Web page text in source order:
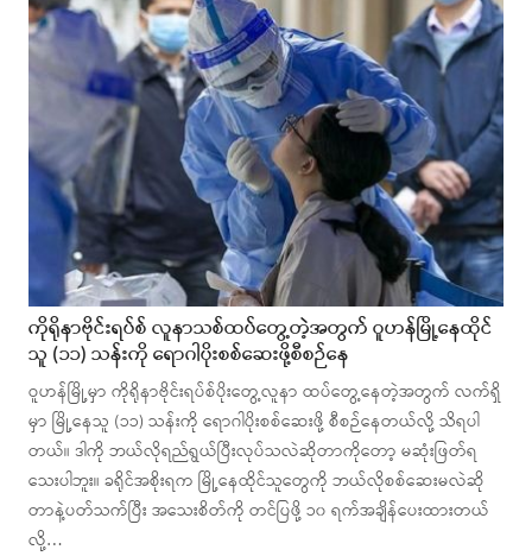
ကိုရိုနာဗိုင်းရပ်စ် လူနာသစ်ထပ်တွေ့တဲ့အတွက် ဝူဟန်မြို့နေထိုင်
သူ (၁၁) သန်းကို ရောဂါပိုးစစ်ဆေးဖို့စီစဉ်နေ
ဝူဟန်မြို့မှာ ကိုရိုနာဗိုင်းရပ်စ်ပိုးတွေ့လူနာ ထပ်တွေ့နေတဲ့အတွက် လက်ရှိ
မှာ မြို့နေသူ (၁၁) သန်းကို ရောဂါပိုးစစ်ဆေးဖို့ စီစဉ်နေတယ်လို့ သိရပါ
တယ်။ ဒါကို ဘယ်လိုရည်ရွယ်ပြီးလုပ်သလဲဆိုတာကိုတော့ မဆုံးဖြတ်ရ
သေးပါဘူး။ ခရိုင်အစိုးရက မြို့နေထိုင်သူတွေကို ဘယ်လိုစစ်ဆေးမလဲဆို
တာနဲ့ပတ်သက်ပြီး အသေးစိတ်ကို တင်ပြဖို့ ၁၀ ရက်အချိန်ပေးထားတယ်
လို့…